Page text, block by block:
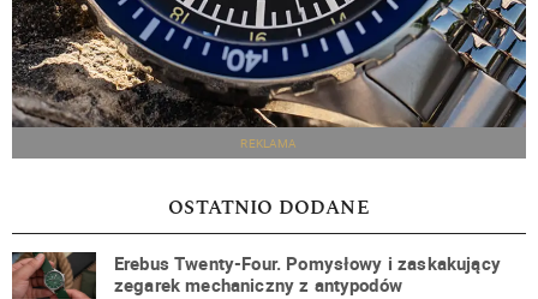
REKLAMA
OSTATNIO DODANE
Erebus Twenty-Four. Pomysłowy i zaskakujący
zegarek mechaniczny z antypodów